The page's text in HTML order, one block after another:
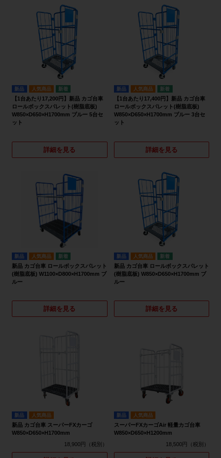
新品 人気商品
【1台あたり17,200円】新品 カゴ台車
ロールボックスパレット(樹脂底板)
W850×D650×H1700mm ブルー 5台セ
ット
詳細を見る
新品 人気商品
【1台あたり17,400円】新品 カゴ台車
ロールボックスパレット(樹脂底板)
W850×D650×H1700mm ブルー 3台セ
ット
詳細を見る
新品 人気商品
新品 カゴ台車 ロールボックスパレット
(樹脂底板) W1100×D800×H1700mm ブ
ルー
詳細を見る
新品 人気商品
新品 カゴ台車 ロールボックスパレット
(樹脂底板) W850×D650×H1700mm ブ
ルー
詳細を見る
新品 人気商品
新品 カゴ台車 スーパーFXカーゴ
W850×D650×H1700mm
18,900円
新品 人気商品
スーパーFXカーゴAir 軽量カゴ台車
W850×D650×H1200mm
18,500円